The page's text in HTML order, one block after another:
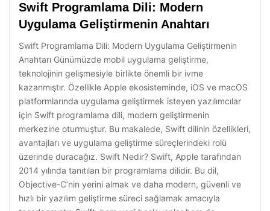
Swift Programlama Dili: Modern
Uygulama Geliştirmenin Anahtarı
Swift Programlama Dili: Modern Uygulama Geliştirmenin
Anahtarı Günümüzde mobil uygulama geliştirme,
teknolojinin gelişmesiyle birlikte önemli bir ivme
kazanmıştır. Özellikle Apple ekosisteminde, iOS ve macOS
platformlarında uygulama geliştirmek isteyen yazılımcılar
için Swift programlama dili, modern geliştirmenin
merkezine oturmuştur. Bu makalede, Swift dilinin özellikleri,
avantajları ve uygulama geliştirme süreçlerindeki rolü
üzerinde duracağız. Swift Nedir? Swift, Apple tarafından
2014 yılında tanıtılan bir programlama dilidir. Bu dil,
Objective-C’nin yerini almak ve daha modern, güvenli ve
hızlı bir yazılım geliştirme süreci sağlamak amacıyla